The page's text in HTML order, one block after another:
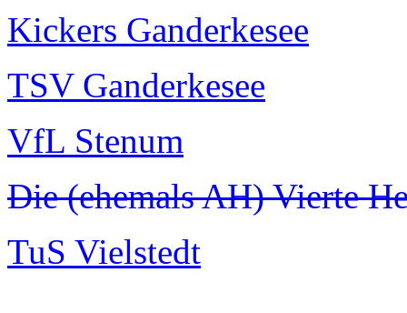
Kickers Ganderkesee
TSV Ganderkesee
VfL Stenum
Die (ehemals AH) Vierte
TuS Vielstedt